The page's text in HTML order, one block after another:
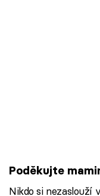
Poděkujte
Nikdo si nezaslouží